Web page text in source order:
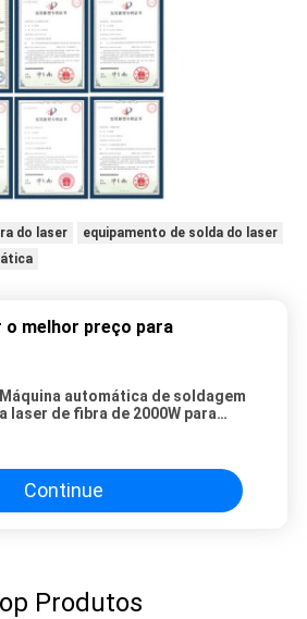
do laser
equipamento de solda do laser
o melhor preço para
Máquina automática de soldagem
a laser de fibra de 2000W para
Continue
Produtos